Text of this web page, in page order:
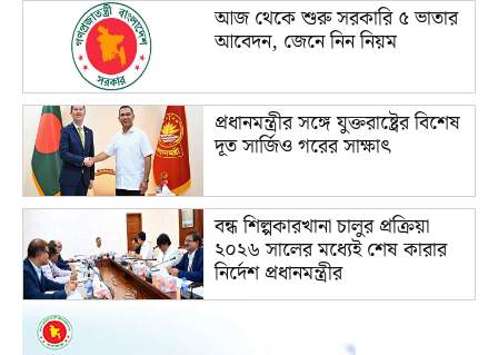
আজ থেকে শুরু সরকারি ৫ ভাতার
আবেদন, জেনে নিন নিয়ম
প্রধানমন্ত্রীর সঙ্গে যুক্তরাষ্ট্রের বিশেষ
দূত সার্জিও গরের সাক্ষাৎ
বন্ধ শিল্পকারখানা চালুর প্রক্রিয়া
২০২৬ সালের মধ্যেই শেষ কারার
নির্দেশ প্রধানমন্ত্রীর